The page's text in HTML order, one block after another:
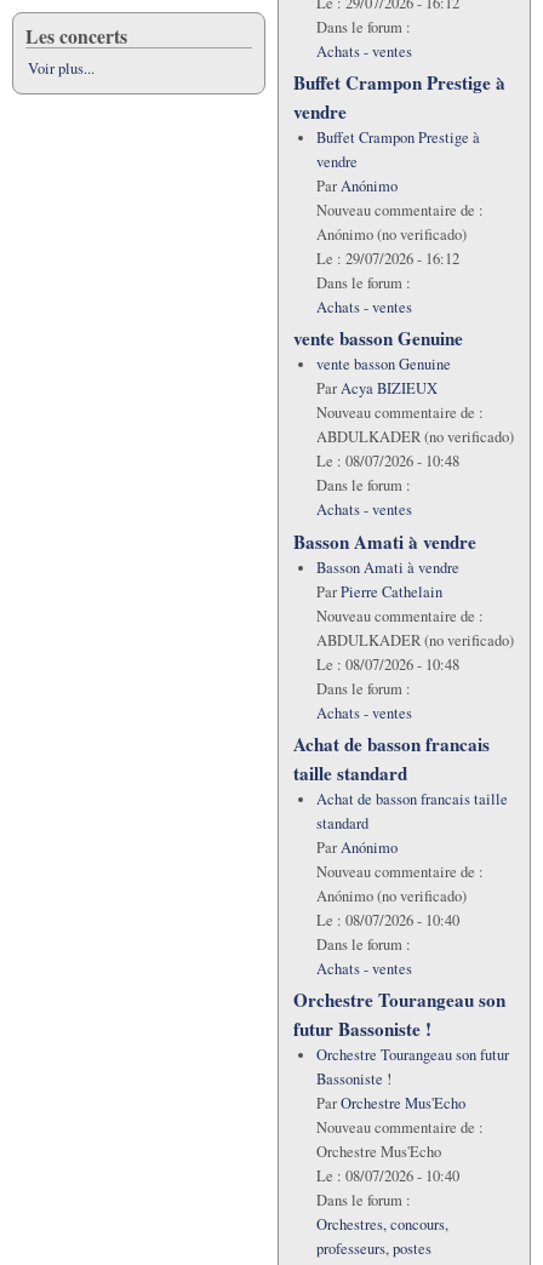
Les concerts
Voir plus...
Dans le forum :
Achats - ventes
Buffet Crampon Prestige à
vendre
Buffet Crampon Prestige à
vendre
ParAnónimo
Nouveau commentaire de :
Anónimo (no verificado)
Le : 29/07/2026 - 16:12
Dans le forum :
Achats - ventes
vente basson Genuine
vente basson Genuine
ParAcya BIZIEUX
Nouveau commentaire de :
ABDULKADER (no verificado)
Le : 08/07/2026 - 10:48
Dans le forum :
Achats - ventes
Basson Amati à vendre
Basson Amati à vendre
ParPierre Cathelain
Nouveau commentaire de :
ABDULKADER (no verificado)
Le : 08/07/2026 - 10:48
Dans le forum :
Achats - ventes
Achat de basson francais
taille standard
Achat de basson francais taille
standard
ParAnónimo
Nouveau commentaire de :
Anónimo (no verificado)
Le : 08/07/2026 - 10:40
Dans le forum :
Achats - ventes
Orchestre Tourangeau son
futur Bassoniste !
Orchestre Tourangeau son futur
Bassoniste !
ParOrchestre Mus'Echo
Nouveau commentaire de :
Orchestre Mus'Echo
Le : 08/07/2026 - 10:40
Dans le forum :
Orchestres, concours,
professeurs, postes